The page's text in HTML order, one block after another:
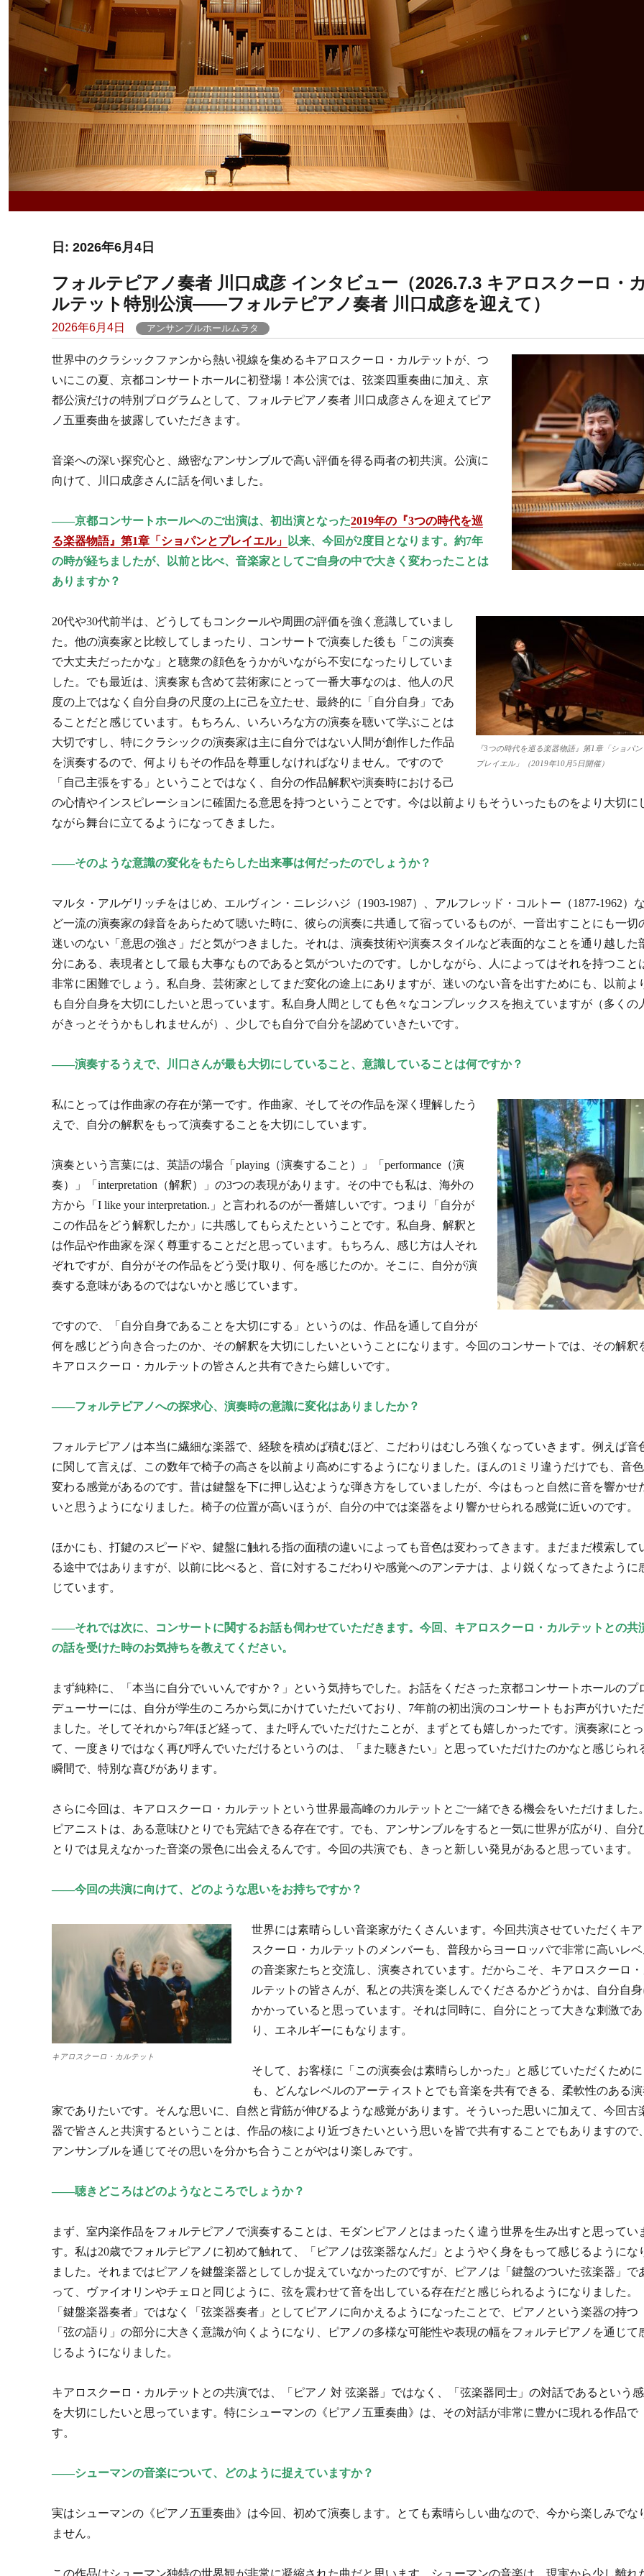
日: 2026年6月4日
フォルテピアノ奏者 川口成彦 インタビュー（2026.7.3 キアロスクーロ・
ルテット特別公演――フォルテピアノ奏者 川口成彦を迎えて）
Posted
2026年6月4日 アンサンブルホールムラタ
世界中のクラシックファンから熱い視線を集めるキアロスクーロ・カルテットが、つ
いにこの夏、京都コンサートホールに初登場！本公演では、弦楽四重奏曲に加え、京
都公演だけの特別プログラムとして、フォルテピアノ奏者 川口成彦さんを迎えてピア
ノ五重奏曲を披露していただきます。
音楽への深い探究心と、緻密なアンサンブルで高い評価を得る両者の初共演。 公演に
向けて、川口成彦さんに話を伺いました。
――京都コンサートホールへのご出演は、初出演となった2019年の『3つの時代を巡
る楽器物語』第1章「ショパンとプレイエル」
以来、今回が2度目となります。約7年
の時が経ちましたが、以前と比べ、音楽家としてご自身の中で大きく変わったことは
ありますか？
『3つの時代を巡る楽器物語』第1章「ショパン
プレイエル」（2019年10月5日開催）
20代や30代前半は、どうしてもコンクールや周囲の評価を強く意識していまし
た。他の演奏家と比較してしまったり、コンサートで演奏した後も「この演奏
で大丈夫だったかな」と聴衆の顔色をうかがいながら不安になったりしていま
した。でも最近は、演奏家も含めて芸術家にとって一番大事なのは、他人の尺
度の上ではなく自分自身の尺度の上に己を立たせ、最終的に「自分自身」であ
ることだと感じています。もちろん、いろいろな方の演奏を聴いて学ぶことは
大切ですし、特にクラシックの演奏家は主に自分ではない人間が創作した作品
を演奏するので、何よりもその作品を尊重しなければなりません。ですので
「自己主張をする」ということではなく、自分の作品解釈や演奏時における己
の心情やインスピレーションに確固たる意思を持つということです。今は以前よりもそういったものをより大切に
ながら舞台に立てるようになってきました。
――そのような意識の変化をもたらした出来事は何だったのでしょうか？
マルタ・アルゲリッチをはじめ、エルヴィン・ニレジハジ（1903-1987）、アルフレッド・コルトー（1877-1962）
ど一流の演奏家の録音をあらためて聴いた時に、彼らの演奏に共通して宿っているものが、一音出すことにも一切
迷いのない「意思の強さ」だと気がつきました。それは、演奏技術や演奏スタイルなど表面的なことを通り越した
分にある、表現者として最も大事なものであると気がついたのです。しかしながら、人によってはそれを持つこと
非常に困難でしょう。私自身、芸術家としてまだ変化の途上にありますが、迷いのない音を出すためにも、以前よ
も自分自身を大切にしたいと思っています。私自身人間としても色々なコンプレックスを抱えていますが（多くの
がきっとそうかもしれませんが）、少しでも自分で自分を認めていきたいです。
――演奏するうえで、川口さんが最も大切にしていること、意識していることは何ですか？
私にとっては作曲家の存在が第一です。作曲家、そしてその作品を深く理解したう
えで、自分の解釈をもって演奏することを大切にしています。
演奏という言葉には、英語の場合「playing（演奏すること）」「performance（演
奏）」「interpretation（解釈）」の3つの表現があります。その中でも私は、海外の
方から「I like your interpretation.」と言われるのが一番嬉しいです。つまり「自分が
この作品をどう解釈したか」に共感してもらえたということです。私自身、解釈と
は作品や作曲家を深く尊重することだと思っています。もちろん、感じ方は人それ
ぞれですが、自分がその作品をどう受け取り、何を感じたのか。そこに、自分が演
奏する意味があるのではないかと感じています。
ですので、「自分自身であることを大切にする」というのは、作品を通して自分が
何を感じどう向き合ったのか、その解釈を大切にしたいということになります。今回のコンサートでは、その解釈
キアロスクーロ・カルテットの皆さんと共有できたら嬉しいです。
――フォルテピアノへの探求心、演奏時の意識に変化はありましたか？
フォルテピアノは本当に繊細な楽器で、経験を積めば積むほど、こだわりはむしろ強くなっていきます。例えば音
に関して言えば、この数年で椅子の高さを以前より高めにするようになりました。ほんの1ミリ違うだけでも、音
変わる感覚があるのです。昔は鍵盤を下に押し込むような弾き方をしていましたが、今はもっと自然に音を響かせ
いと思うようになりました。椅子の位置が高いほうが、自分の中では楽器をより響かせられる感覚に近いのです。
ほかにも、打鍵のスピードや、鍵盤に触れる指の面積の違いによっても音色は変わってきます。まだまだ模索して
る途中ではありますが、以前に比べると、音に対するこだわりや感覚へのアンテナは、より鋭くなってきたように
じています。
――それでは次に、コンサートに関するお話も伺わせていただきます。今回、キアロスクーロ・カルテットとの共
の話を受けた時のお気持ちを教えてください。
まず純粋に、「本当に自分でいいんですか？」という気持ちでした。お話をくださった京都コンサートホールのプ
デューサーには、自分が学生のころから気にかけていただいており、7年前の初出演のコンサートもお声がけいた
ました。そしてそれから7年ほど経って、また呼んでいただけたことが、まずとても嬉しかったです。演奏家にとっ
て、一度きりではなく再び呼んでいただけるというのは、「また聴きたい」と思っていただけたのかなと感じられ
瞬間で、特別な喜びがあります。
さらに今回は、キアロスクーロ・カルテットという世界最高峰のカルテットとご一緒できる機会をいただけました
ピアニストは、ある意味ひとりでも完結できる存在です。でも、アンサンブルをすると一気に世界が広がり、自分
とりでは見えなかった音楽の景色に出会えるんです。今回の共演でも、きっと新しい発見があると思っています。
――今回の共演に向けて、どのような思いをお持ちですか？
キアロスクーロ・カルテット
世界には素晴らしい音楽家がたくさんいます。今回共演させていただくキ
スクーロ・カルテットのメンバーも、普段からヨーロッパで非常に高いレ
の音楽家たちと交流し、演奏されています。だからこそ、キアロスクーロ
ルテットの皆さんが、私との共演を楽しんでくださるかどうかは、自分自
かかっていると思っています。それは同時に、自分にとって大きな刺激であ
り、エネルギーにもなります。
そして、お客様に「この演奏会は素晴らしかった」と感じていただくために
も、どんなレベルのアーティストとでも音楽を共有できる、柔軟性のある
家でありたいです。そんな思いに、自然と背筋が伸びるような感覚があります。そういった思いに加えて、今回古
器で皆さんと共演するということは、作品の核により近づきたいという思いを皆で共有することでもありますので
アンサンブルを通じてその思いを分かち合うことがやはり楽しみです。
――聴きどころはどのようなところでしょうか？
まず、室内楽作品をフォルテピアノで演奏することは、モダンピアノとはまったく違う世界を生み出すと思ってい
す。私は20歳でフォルテピアノに初めて触れて、「ピアノは弦楽器なんだ」とようやく身をもって感じるようにな
ました。それまではピアノを鍵盤楽器としてしか捉えていなかったのですが、ピアノは「鍵盤のついた弦楽器」で
って、ヴァイオリンやチェロと同じように、弦を震わせて音を出している存在だと感じられるようになりました。
「鍵盤楽器奏者」ではなく「弦楽器奏者」としてピアノに向かえるようになったことで、ピアノという楽器の持つ
「弦の語り」の部分に大きく意識が向くようになり、ピアノの多様な可能性や表現の幅をフォルテピアノを通じて
じるようになりました。
キアロスクーロ・カルテットとの共演では、「ピアノ 対 弦楽器」ではなく、「弦楽器同士」の対話であるという
を大切にしたいと思っています。特にシューマンの《ピアノ五重奏曲》は、その対話が非常に豊かに現れる作品で
す。
――シューマンの音楽について、どのように捉えていますか？
実はシューマンの《ピアノ五重奏曲》は今回、初めて演奏します。とても素晴らしい曲なので、今から楽しみでな
ません。
この作品はシューマン独特の世界観が非常に凝縮された曲だと思います。シューマンの音楽は、現実から少し離れ